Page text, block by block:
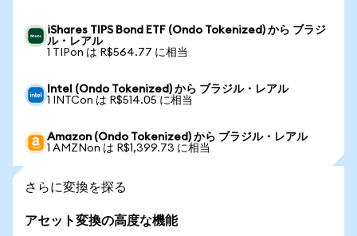
iShares TIPS Bond ETF (Ondo Tokenized) から ブラジ
ル・レアル
1 TIPon は R$564.77 に相当
Intel (Ondo Tokenized) から ブラジル・レアル
1 INTCon は R$514.05 に相当
Amazon (Ondo Tokenized) から ブラジル・レアル
1 AMZNon は R$1,399.73 に相当
さらに変換を探る
アセット変換の高度な機能